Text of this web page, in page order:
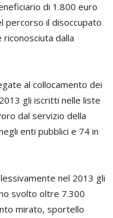
di 1.800 euro
percorso il disoccupato
dalla
al collocamento dei
gli iscritti nelle liste
dal servizio della
enti pubblici e 74 in
nel 2013 gli
svolto oltre 7.300
mirato, sportello